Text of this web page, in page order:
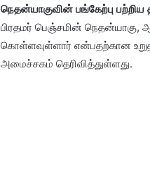
நெதன்யாகுவின் பங்கேற்பு பற்றிய
பிரதமர் பெஞ்சமின்
கொள்ளவுள்ளார் என்பதற்கான
அமைச்சகம் தெரிவித்துள்ளது.